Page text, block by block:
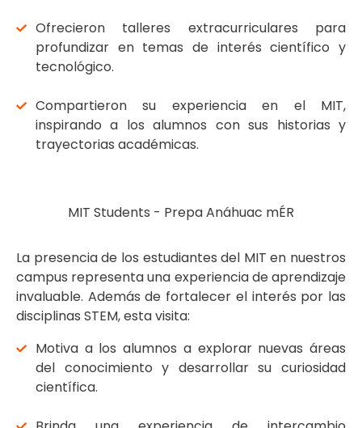
Ofrecieron talleres extracurriculares para
profundizar en temas de interés científico y
tecnológico.
Compartieron su experiencia en el MIT,
inspirando a los alumnos con sus historias y
trayectorias académicas.
MIT Students - Prepa Anáhuac mÉR
La presencia de los estudiantes del MIT en nuestros
campus representa una experiencia de aprendizaje
invaluable. Además de fortalecer el interés por las
disciplinas STEM, esta visita:
Motiva a los alumnos a explorar nuevas áreas
del conocimiento y desarrollar su curiosidad
científica.